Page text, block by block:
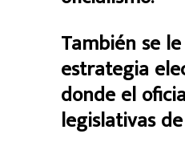
También se
estrategia
donde el
legislativas de